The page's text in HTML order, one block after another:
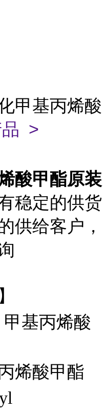
甲基丙烯酸
品 >
酸甲酯原装
稳定的供货
供给客户，
甲基丙烯酸
烯酸甲酯